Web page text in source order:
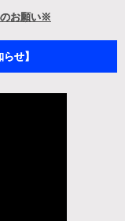
お願い※
せ】